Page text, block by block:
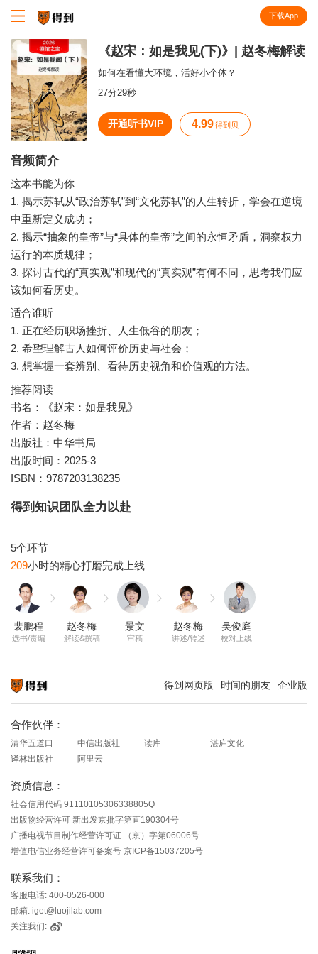
下载App
《赵宋：如是我见(下)》| 赵冬梅解读
如何在看懂大环境，活好小个体？
27分29秒
开通听书VIP 4.99 得到贝
音频简介
这本书能为你
1. 揭示苏轼从“政治苏轼”到“文化苏轼”的人生转折，学会在逆境
中重新定义成功；
2. 揭示“抽象的皇帝”与“具体的皇帝”之间的永恒矛盾，洞察权力
运行的本质规律；
3. 探讨古代的“真实观”和现代的“真实观”有何不同，思考我们应
适合谁听
1. 正在经历职场挫折、人生低谷的朋友；
2. 希望理解古人如何评价历史与社会；
推荐阅读
书名：《赵宋：如是我见》
作者：赵冬梅
出版社：中华书局
出版时间：2025-3
ISBN：9787203138235
得到知识团队全力以赴
209
裴鹏程
选书/责编
赵冬梅
解读&撰稿
景文
审稿
赵冬梅
讲述/转述
吴俊庭
校对上线
得到网页版 时间的朋友 企业版
合作伙伴：
清华五道口 中信出版社 读库
湛庐文化
译林出版社
阿里云
资质信息：
社会信用代码 91110105306338805Q
出版物经营许可 新出发京批字第直190304号
广播电视节目制作经营许可证 （京）字第06006号
增值电信业务经营许可备案号 京ICP备15037205号
联系我们：
客服电话: 400-0526-000
邮箱: iget@luojilab.com
关注我们: